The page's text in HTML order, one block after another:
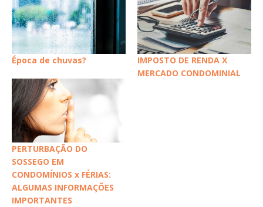
Época de chuvas? IMPOSTO DE RENDA X
MERCADO CONDOMINIAL
PERTURBAÇÃO DO
SOSSEGO EM
CONDOMÍNIOS x FÉRIAS:
ALGUMAS INFORMAÇÕES
IMPORTANTES